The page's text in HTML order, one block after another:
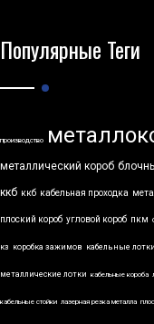
Популярные Теги
производство
металлический короб
ккб ккб кабельная проходка
плоский короб угловой короб пкм
кз коробка зажимов кабельные лотки
металлические лотки кабельные короба
кабельные стойки лазерная резка металла